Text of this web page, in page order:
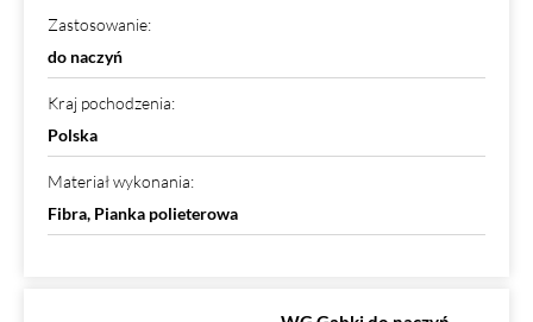
Zastosowanie:
do naczyń
Kraj pochodzenia:
Polska
Materiał wykonania:
Fibra, Pianka polieterowa